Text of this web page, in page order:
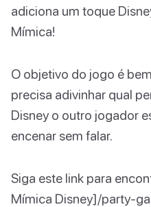
adiciona um toque
Mímica!
O objetivo do jogo é
precisa adivinhar qual
Disney o outro jogador
encenar sem falar.
Siga este link para
Mímica Disney]/party-